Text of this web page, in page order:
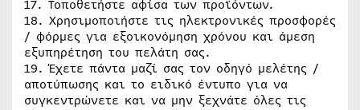
17. Τοποθετήστε αφίσα των προϊόντων.
18. Χρησιμοποιήστε τις ηλεκτρονικές προσφορές
/ φόρμες για εξοικονόμηση χρόνου και άμεση
εξυπηρέτηση του πελάτη σας.
19. Έχετε πάντα μαζί σας τον οδηγό μελέτης /
αποτύπωσης και το ειδικό έντυπο για να
συγκεντρώνετε και να μην ξεχνάτε όλες τις